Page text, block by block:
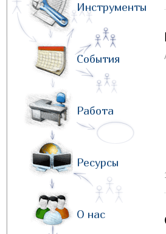
Инструменты
События
Работа
Ресурсы
О нас